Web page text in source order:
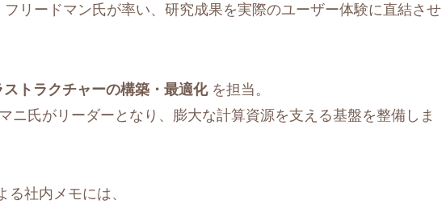
リードマン氏が率い、研究成果を実際のユーザー体験に直結させ
ストラクチャーの構築・最適化を担当。
ニ氏がリーダーとなり、膨大な計算資源を支える基盤を整備しま
社内メモには、